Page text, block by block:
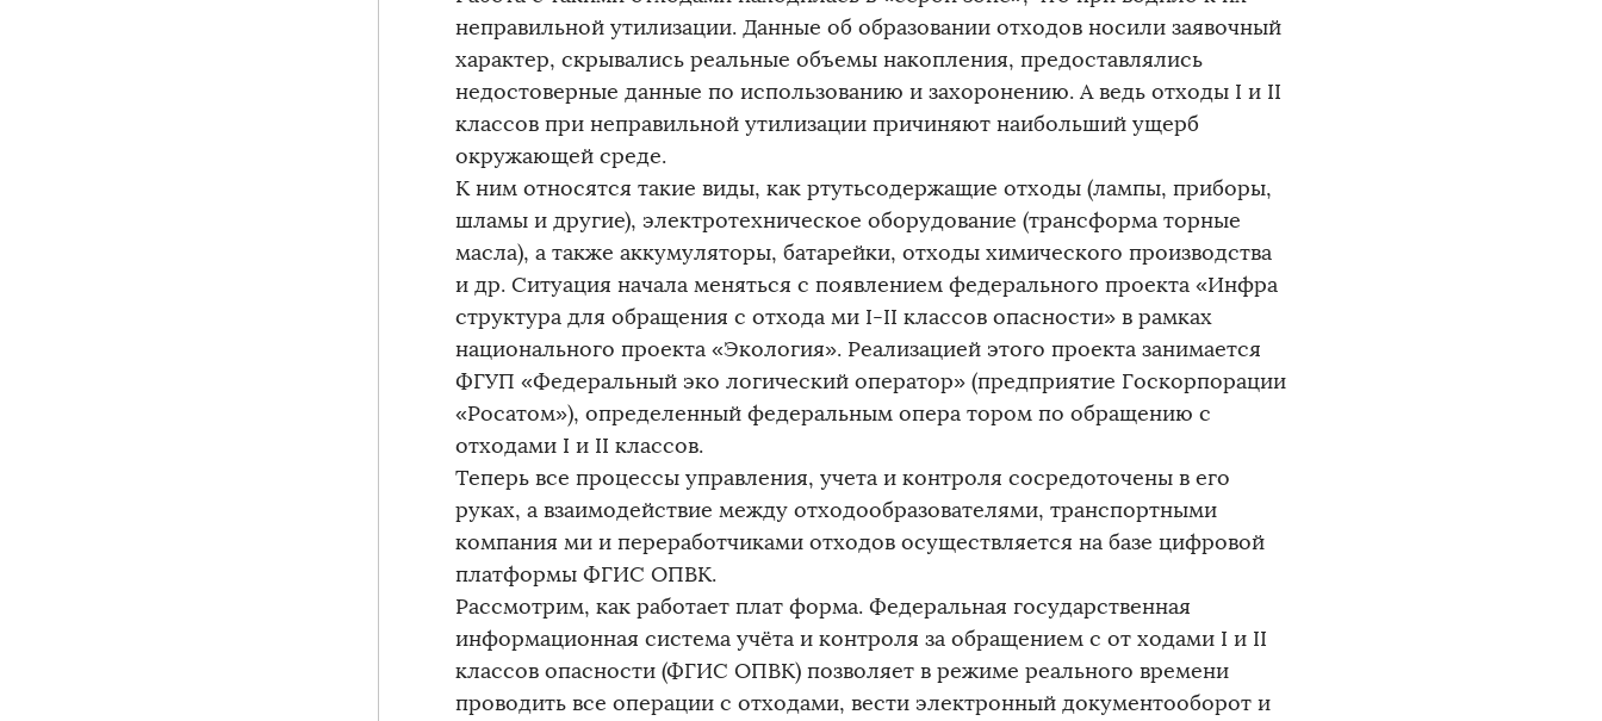
неправильной утилизации. Данные об образовании отходов носили заявочный
характер, скрывались реальные объемы накопления, предоставлялись
недостоверные данные по использованию и захоронению. А ведь отходы I и II
классов при неправильной утилизации причиняют наибольший ущерб
окружающей среде.
К ним относятся такие виды, как ртутьсодержащие отходы (лампы, приборы,
шламы и другие), электротехническое оборудование (трансформа торные
масла), а также аккумуляторы, батарейки, отходы химического производства
и др. Ситуация начала меняться с появлением федерального проекта «Инфра
структура для обращения с отхода ми I-II классов опасности» в рамках
национального проекта «Экология». Реализацией этого проекта занимается
ФГУП «Федеральный эко логический оператор» (предприятие Госкорпорации
«Росатом»), определенный федеральным опера тором по обращению с
отходами I и II классов.
Теперь все процессы управления, учета и контроля сосредоточены в его
руках, а взаимодействие между отходообразователями, транспортными
компания ми и переработчиками отходов осуществляется на базе цифровой
платформы ФГИС ОПВК.
Рассмотрим, как работает плат форма. Федеральная государственная
информационная система учёта и контроля за обращением с от ходами I и II
классов опасности (ФГИС ОПВК) позволяет в режиме реального времени
проводить все операции с отходами, вести электронный документооборот и